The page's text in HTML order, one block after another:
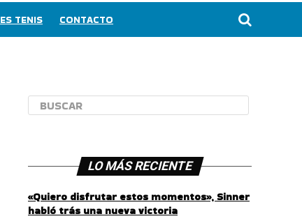
TENIS CONTACTO
LO MÁS RECIENTE
«Quiero disfrutar estos momentos», Sinner
habló trás una nueva victoria